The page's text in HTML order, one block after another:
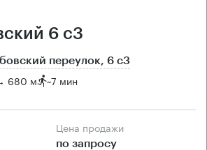
6 с3
переулок, 6 с3
680 м ~7 мин
Цена продажи
по запросу